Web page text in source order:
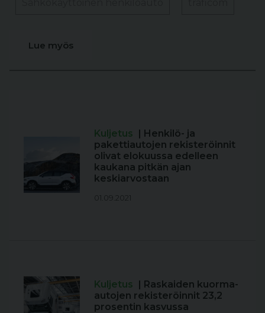
Lue myös
Kuljetus | Henkilö- ja
pakettiautojen rekisteröinnit
olivat elokuussa edelleen
kaukana pitkän ajan
keskiarvostaan
01.09.2021
Kuljetus | Raskaiden kuorma-
autojen rekisteröinnit 23,2
prosentin kasvussa